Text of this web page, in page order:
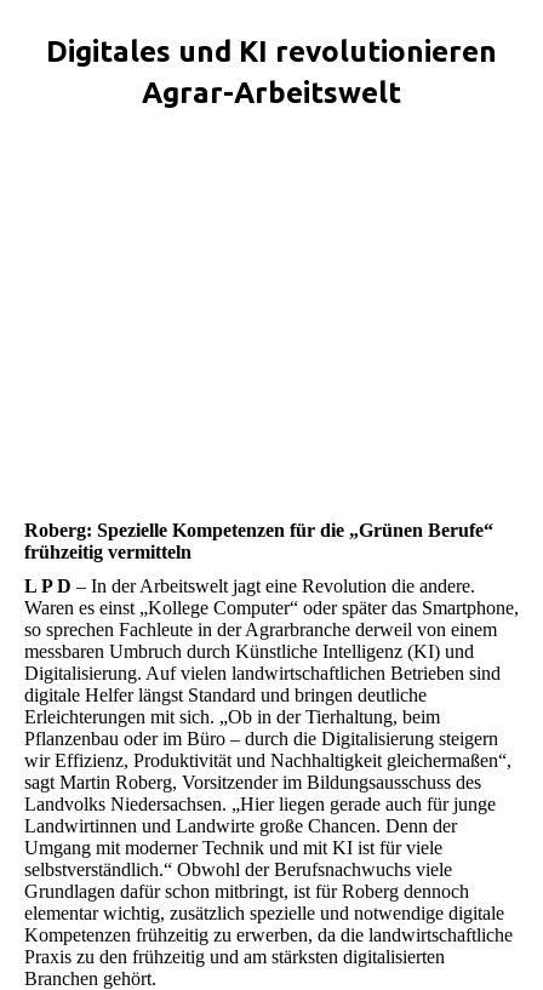
Digitales und KI revolutionieren
Agrar-Arbeitswelt
Roberg: Spezielle Kompetenzen für die „Grünen Berufe“
frühzeitig vermitteln
L P D – In der Arbeitswelt jagt eine Revolution die andere.
Waren es einst „Kollege Computer“ oder später das Smartphone,
so sprechen Fachleute in der Agrarbranche derweil von einem
messbaren Umbruch durch Künstliche Intelligenz (KI) und
Digitalisierung. Auf vielen landwirtschaftlichen Betrieben sind
digitale Helfer längst Standard und bringen deutliche
Erleichterungen mit sich. „Ob in der Tierhaltung, beim
Pflanzenbau oder im Büro – durch die Digitalisierung steigern
wir Effizienz, Produktivität und Nachhaltigkeit gleichermaßen“,
sagt Martin Roberg, Vorsitzender im Bildungsausschuss des
Landvolks Niedersachsen. „Hier liegen gerade auch für junge
Landwirtinnen und Landwirte große Chancen. Denn der
Umgang mit moderner Technik und mit KI ist für viele
selbstverständlich.“ Obwohl der Berufsnachwuchs viele
Grundlagen dafür schon mitbringt, ist für Roberg dennoch
elementar wichtig, zusätzlich spezielle und notwendige digitale
Kompetenzen frühzeitig zu erwerben, da die landwirtschaftliche
Praxis zu den frühzeitig und am stärksten digitalisierten
Branchen gehört.